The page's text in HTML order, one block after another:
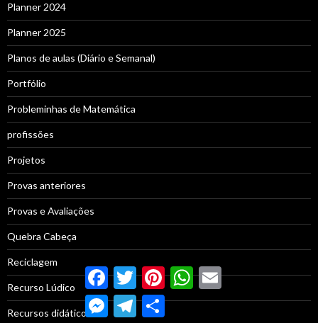
Planner 2024
Planner 2025
Planos de aulas (Diário e Semanal)
Portfólio
Probleminhas de Matemática
profissões
Projetos
Provas anteriores
Provas e Avaliações
Quebra Cabeça
Reciclagem
Recurso Lúdico
Recursos didáticos
Facebook
TwitterPinterestWhatsApp
Email
MessengerTelegramCompartilhar